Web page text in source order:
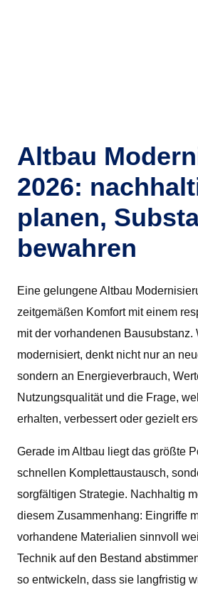
Altbau
2026:
planen,
bewahren
Eine gelungene Altbau
zeitgemäßen Komfort mit einem
mit der vorhandenen Bausubstanz.
modernisiert, denkt nicht nur an
sondern an Energieverbrauch,
Nutzungsqualität und die Frage,
erhalten, verbessert oder gezielt
Gerade im Altbau liegt das größte
schnellen Komplettaustausch,
sorgfältigen Strategie. Nachhaltig
diesem Zusammenhang: Eingriffe
vorhandene Materialien sinnvoll
Technik auf den Bestand
so entwickeln, dass sie langfristig